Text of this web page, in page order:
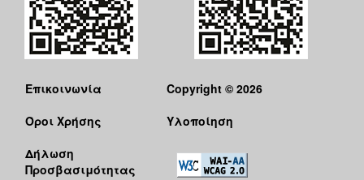
Επικοινωνία
Όροι Χρήσης
Δήλωση
Προσβασιμότητας
Copyright © 2026
Υλοποίηση